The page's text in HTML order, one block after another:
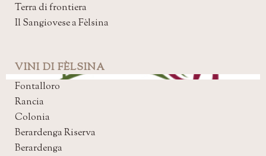
Terra di frontiera
Il Sangiovese a Fèlsina
VINI DI FÈLSINA
Fontalloro
Rancia
Colonia
Berardenga Riserva
Berardenga